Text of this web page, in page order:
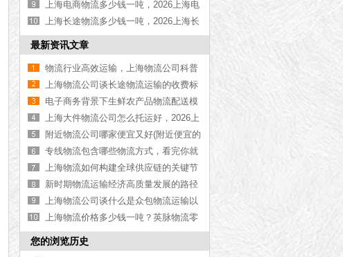
箱运输价格（含价格表）
上海电商物流多少钱一吨，2026上海电
商物流价格【含最新价格】
上海长途物流多少钱一吨，2026上海长
途物流价格【含最新价格】
最新资讯文章
物流行业高效运输，上海物流公司科普
【最新资讯】
上海物流公司谈长途物流运输的收费标
准
电子商务背景下生鲜农产品物流配送模
式探究
上海大件物流公司怎么托运好，2026上
海大件物流公司一站式服务指南【最新
更新】
附近物流公司哪家便宜又好(附近便宜的
上门物流公司推荐)
专线物流包含哪些物流方式，看完你就
知道了[今日更新]
上海物流如何构建全球供应链的关键节
点，看完你就了解了[物流资讯]
新时期物流运输经济高质量发展的路径
探究
上海物流公司谈什么是众包物流运输以
及优劣势
上海物流价格多少钱一吨？英脉物流零
担整车收费标准详解【含最新价格】
您的浏览历史